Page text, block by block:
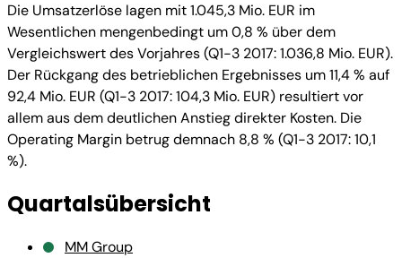
Die Umsatzerlöse lagen mit 1.045,3 Mio. EUR im
Wesentlichen mengenbedingt um 0,8 % über dem
Vergleichswert des Vorjahres (Q1-3 2017: 1.036,8 Mio. EUR).
Der Rückgang des betrieblichen Ergebnisses um 11,4 % auf
92,4 Mio. EUR (Q1-3 2017: 104,3 Mio. EUR) resultiert vor
allem aus dem deutlichen Anstieg direkter Kosten. Die
Operating Margin betrug demnach 8,8 % (Q1-3 2017: 10,1
%).
Quartalsübersicht
MM Group